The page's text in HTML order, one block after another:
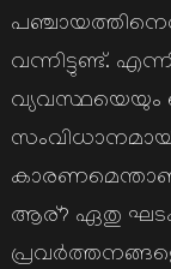
വന്നിട്ടുണ്ട്.
വ്യവസ്ഥയെയും
ആര്? ഏതു